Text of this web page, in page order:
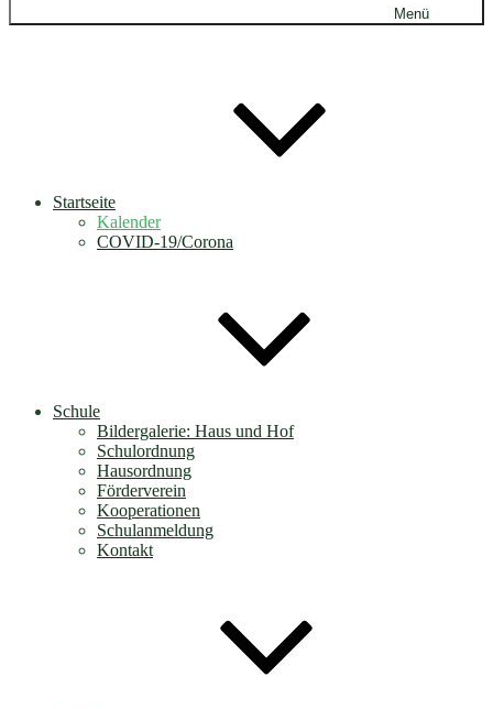
Menü
Startseite
Kalender
COVID-19/Corona
Schule
Bildergalerie: Haus und Hof
Schulordnung
Hausordnung
Förderverein
Kooperationen
Schulanmeldung
Kontakt